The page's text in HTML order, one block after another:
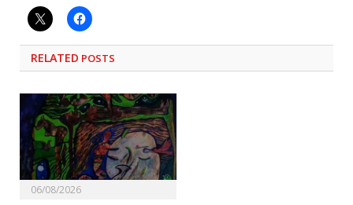
RELATED POSTS
06/08/2026